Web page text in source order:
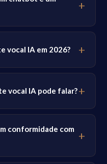
vocal IA em 2026?
vocal IA pode falar?
conformidade com